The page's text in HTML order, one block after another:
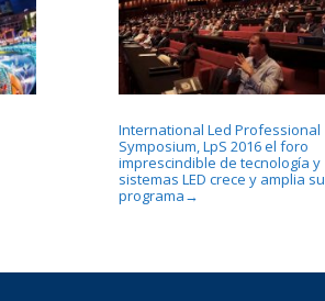
International Led Professional
Symposium, LpS 2016 el foro
imprescindible de tecnología y
sistemas LED crece y amplia su
programa →